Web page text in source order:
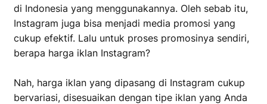
di Indonesia yang menggunakannya. Oleh sebab itu,
Instagram juga bisa menjadi media promosi yang
cukup efektif. Lalu untuk proses promosinya sendiri,
berapa harga iklan Instagram?
Nah, harga iklan yang dipasang di Instagram cukup
bervariasi, disesuaikan dengan tipe iklan yang Anda